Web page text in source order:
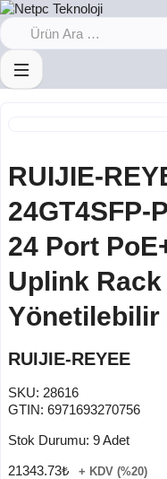
RUIJIE-
24GT4SFP-
24 Port
Uplink
Yönetilebilir
RUIJIE-REYEE
SKU: 28616
GTIN: 6971693270756
Stok Durumu: 9 Adet
21343.73₺
+ KDV (%20)